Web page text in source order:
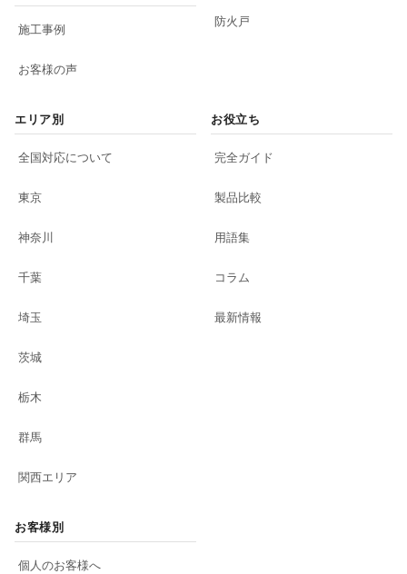
施工事例
お客様の声
防火戸
エリア別
全国対応について
東京
神奈川
千葉
埼玉
茨城
栃木
群馬
関西エリア
お役立ち
完全ガイド
製品比較
用語集
コラム
最新情報
お客様別
個人のお客様へ